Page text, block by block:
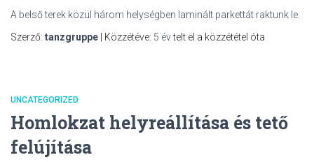
A belső terek közül három helységben laminált parkettát raktunk le.
Szerző: tanzgruppe | Közzétéve: 5 évtelt el a közzététel óta
UNCATEGORIZED
Homlokzat helyreállítása és tető
felújítása